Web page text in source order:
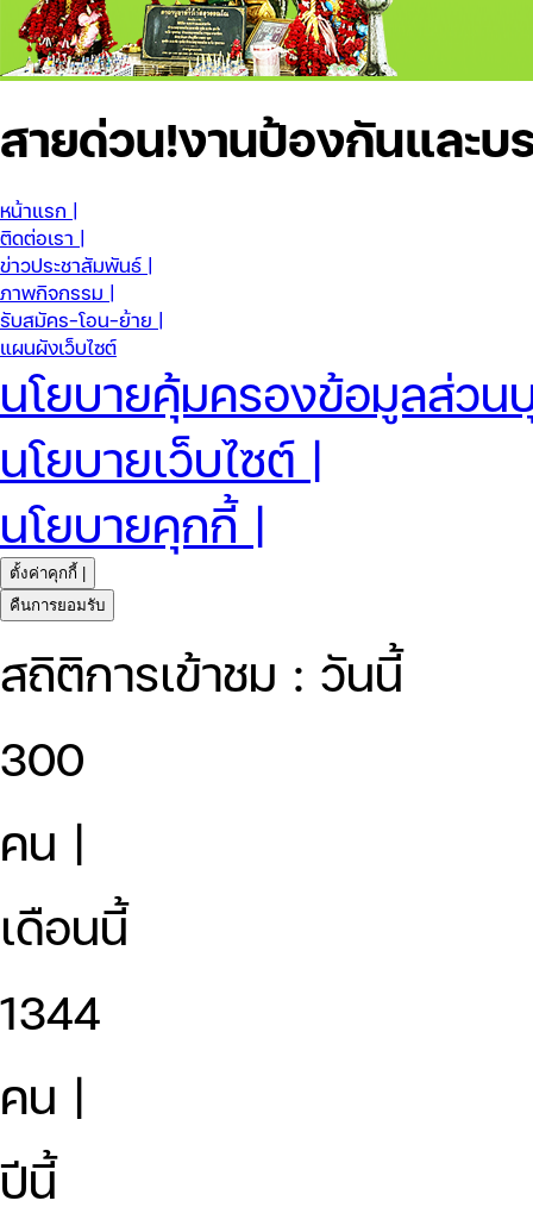
สายด่วน!งานป้องกันและบ
หน้าแรก |
ติดต่อเรา |
ข่าวประชาสัมพันธ์ |
ภาพกิจกรรม |
รับสมัคร-โอน-ย้าย |
แผนผังเว็บไซต์
นโยบายคุ้มครองข้อมูลส่วน
นโยบายเว็บไซต์ |
นโยบายคุกกี้ |
ตั้งค่าคุกกี้ |
คืนการยอมรับ
สถิติการเข้าชม : วันนี้
300
คน |
เดือนนี้
1344
คน |
ปีนี้